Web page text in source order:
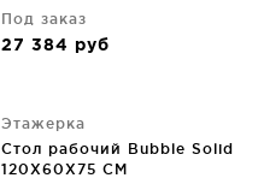
Под заказ
27 384 руб
Этажерка
Стол рабочий Bubble Solid
120X60X75 CM